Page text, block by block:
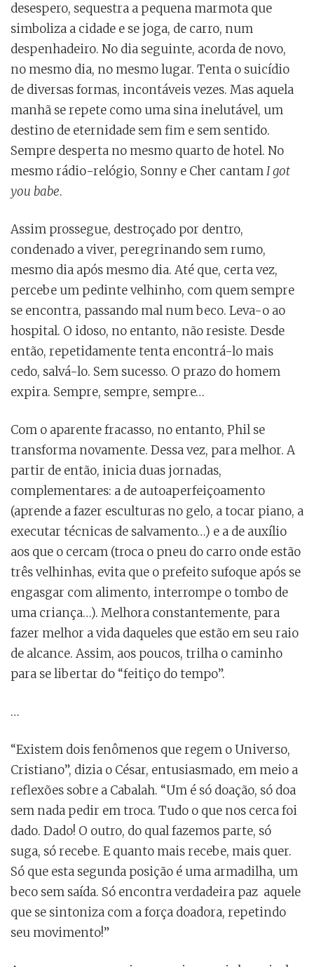
desespero, sequestra a pequena marmota que
simboliza a cidade e se joga, de carro, num
despenhadeiro. No dia seguinte, acorda de novo,
no mesmo dia, no mesmo lugar. Tenta o suicídio
de diversas formas, incontáveis vezes. Mas aquela
manhã se repete como uma sina inelutável, um
destino de eternidade sem fim e sem sentido.
Sempre desperta no mesmo quarto de hotel. No
mesmo rádio-relógio, Sonny e Cher cantamI got
you babe.
Assim prossegue, destroçado por dentro,
condenado a viver, peregrinando sem rumo,
mesmo dia após mesmo dia. Até que, certa vez,
percebe um pedinte velhinho, com quem sempre
se encontra, passando mal num beco. Leva-o ao
hospital. O idoso, no entanto, não resiste. Desde
então, repetidamente tenta encontrá-lo mais
cedo, salvá-lo. Sem sucesso. O prazo do homem
expira. Sempre, sempre, sempre…
Com o aparente fracasso, no entanto, Phil se
transforma novamente. Dessa vez, para melhor. A
partir de então, inicia duas jornadas,
complementares: a de autoaperfeiçoamento
(aprende a fazer esculturas no gelo, a tocar piano, a
executar técnicas de salvamento…) e a de auxílio
aos que o cercam (troca o pneu do carro onde estão
três velhinhas, evita que o prefeito sufoque após se
engasgar com alimento, interrompe o tombo de
uma criança…). Melhora constantemente, para
fazer melhor a vida daqueles que estão em seu raio
de alcance. Assim, aos poucos, trilha o caminho
para se libertar do “feitiço do tempo”.
…
“Existem dois fenômenos que regem o Universo,
Cristiano”, dizia o César, entusiasmado, em meio a
reflexões sobre a Cabalah. “Um é só doação, só doa
sem nada pedir em troca. Tudo o que nos cerca foi
dado. Dado! O outro, do qual fazemos parte, só
suga, só recebe. E quanto mais recebe, mais quer.
Só que esta segunda posição é uma armadilha, um
beco sem saída. Só encontra verdadeira paz aquele
que se sintoniza com a força doadora, repetindo
seu movimento!”